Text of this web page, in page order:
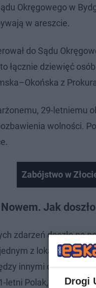
Okręgowego w
w areszcie.
do Sądu
łącznie dziewięć
z
29-letniemu
wolności.
Zabójstwo w
Jak
zdarzeń doszło na
z lokali w
innymi osobami, a
letni Polak,
Drogi